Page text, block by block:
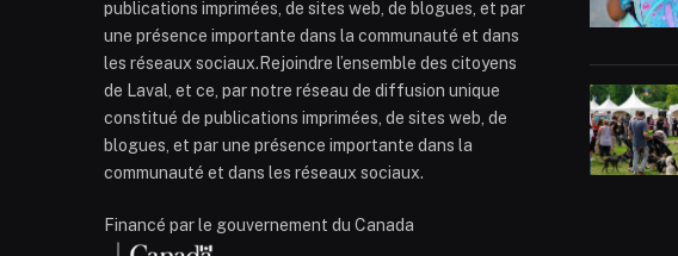
publications imprimées, de sites web, de blogues, et par
une présence importante dans la communauté et dans
les réseaux sociaux.Rejoindre l’ensemble des citoyens
de Laval, et ce, par notre réseau de diffusion unique
constitué de publications imprimées, de sites web, de
blogues, et par une présence importante dans la
communauté et dans les réseaux sociaux.
Financé par le gouvernement du Canada